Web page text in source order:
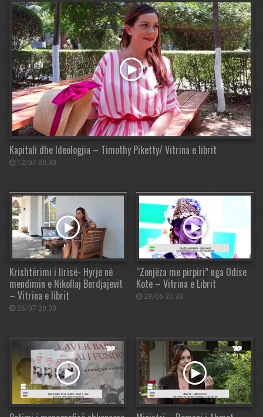
Kapitali dhe Ideologjia – Timothy Piketty/ Vitrina e librit
12/07 20:30
Krishtërimi i lirisë- Hyrje në
mendimin e Nikollaj Berdjajevit
– Vitrina e librit
05/07 20:30
“Zonjëza me pirpiri” nga Odise
Kote – Vitrina e Librit
28/06 20:30